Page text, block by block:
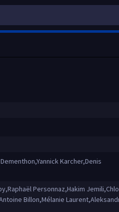
Karcher,Denis
Personnaz,Hakim
Billon,Mélanie